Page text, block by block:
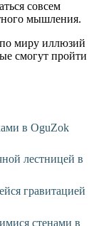
совсем
мышления.
по миру иллюзий
смогут пройти
в OguZok
лестницей в
гравитацией
стенами в